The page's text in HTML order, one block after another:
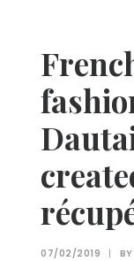
07/02/2019 | BY